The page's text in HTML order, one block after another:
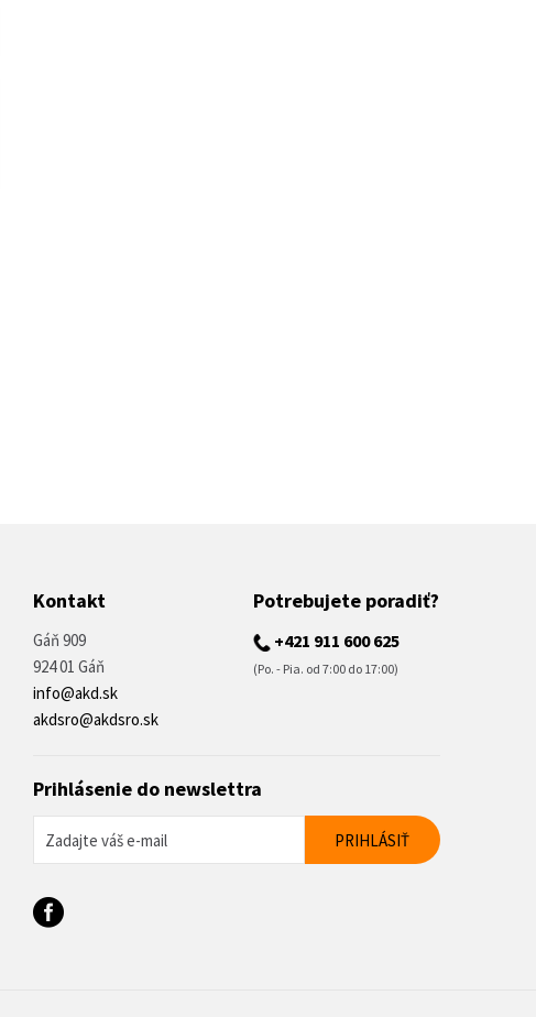
Kontakt
Gáň 909
924 01 Gáň
info@akd.sk
akdsro@akdsro.sk
Potrebujete poradiť?
+421 911 600 625
(Po. - Pia. od 7:00 do 17:00)
Prihlásenie do newslettra